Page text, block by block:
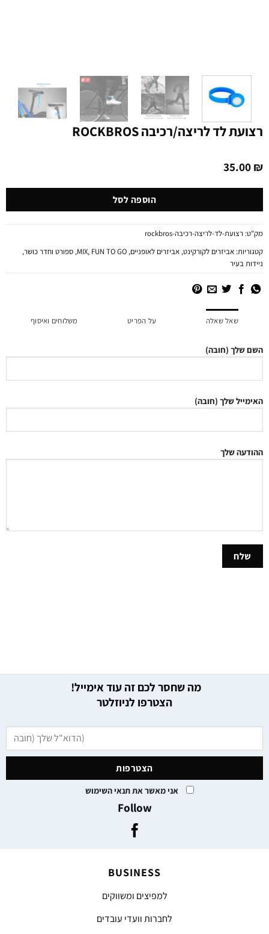
רצועת לד לריצה/רכיבה ROCKBROS
35.00₪
הוספה לסל
מק"ט:רצועת-לד-לריצה-רכיבה-rockbros
קטגוריות:אביזרים לקורקינט,אביזרים לאופניים,
MIX ,FUN TO GO
,ספורט וחדר כושר,
ניידות בעיר
שאל שאלה על הפריט משלוחים ואיסוף
השם שלך (חובה)
האימייל שלך (חובה)
ההודעה שלך
מה שחסר לכם זה עוד אימייל!
הצטרפו לניוזלטר
אני מאשר את תנאי השימוש
Follow
BUSINESS
למפיצים ומשווקים
לחברות וועדי עובדים